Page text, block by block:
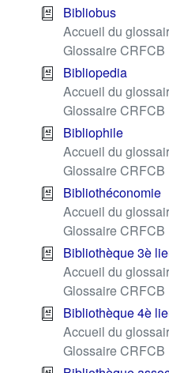
Bibliobus
Accueil du
Glossaire CRFCB
Bibliopedia
Accueil du
Glossaire CRFCB
Bibliophile
Accueil du
Glossaire CRFCB
Bibliothéconomie
Accueil du
Glossaire CRFCB
Bibliothèque 3è
Accueil du
Glossaire CRFCB
Bibliothèque 4è
Accueil du
Glossaire CRFCB